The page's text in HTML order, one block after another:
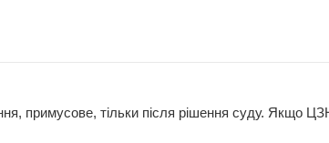
примусове, тільки після рішення суду. Якщо